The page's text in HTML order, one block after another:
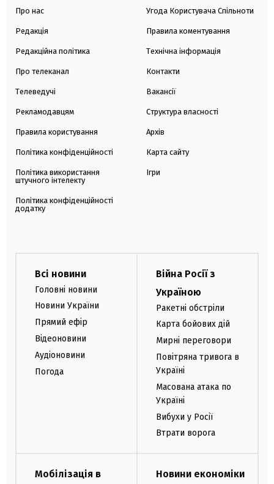
Про нас
Редакція
Редакційна політика
Про телеканал
Телеведучі
Рекламодавцям
Правила користування
Політика конфіденційності
Політика використання
штучного інтелекту
Політика конфіденційності
додатку
Угода Користувача Спільноти
Правила коментування
Технічна інформація
Контакти
Вакансії
Структура власності
Архів
Карта сайту
Ігри
Всі новини
Головні новини
Новини України
Прямий ефір
Відеоновини
Аудіоновини
Погода
Війна Росії з
Україною
Ракетні обстріли
Карта бойових дій
Мирні переговори
Повітряна тривога в
Україні
Масована атака по
Україні
Вибухи у Росії
Втрати ворога
Мобілізація в
Новини економіки